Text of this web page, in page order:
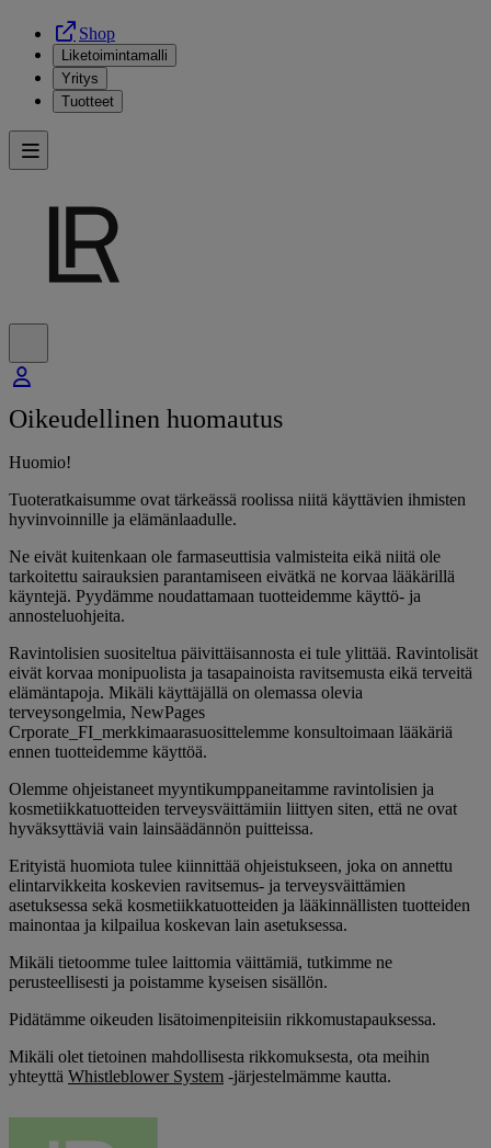
Shop
Liketoimintamalli
Yritys
Tuotteet
Oikeudellinen huomautus
Huomio!
Tuoteratkaisumme ovat tärkeässä roolissa niitä käyttävien ihmisten
hyvinvoinnille ja elämänlaadulle.
Ne eivät kuitenkaan ole farmaseuttisia valmisteita eikä niitä ole
tarkoitettu sairauksien parantamiseen eivätkä ne korvaa lääkärillä
käyntejä. Pyydämme noudattamaan tuotteidemme käyttö- ja
annosteluohjeita.
Ravintolisien suositeltua päivittäisannosta ei tule ylittää. Ravintolisät
eivät korvaa monipuolista ja tasapainoista ravitsemusta eikä terveitä
elämäntapoja. Mikäli käyttäjällä on olemassa olevia
terveysongelmia, NewPages
Crporate_FI_merkkimaarasuosittelemme konsultoimaan lääkäriä
ennen tuotteidemme käyttöä.
Olemme ohjeistaneet myyntikumppaneitamme ravintolisien ja
kosmetiikkatuotteiden terveysväittämiin liittyen siten, että ne ovat
hyväksyttäviä vain lainsäädännön puitteissa.
Erityistä huomiota tulee kiinnittää ohjeistukseen, joka on annettu
elintarvikkeita koskevien ravitsemus- ja terveysväittämien
asetuksessa sekä kosmetiikkatuotteiden ja lääkinnällisten tuotteiden
mainontaa ja kilpailua koskevan lain asetuksessa.
Mikäli tietoomme tulee laittomia väittämiä, tutkimme ne
perusteellisesti ja poistamme kyseisen sisällön.
Pidätämme oikeuden lisätoimenpiteisiin rikkomustapauksessa.
Mikäli olet tietoinen mahdollisesta rikkomuksesta, ota meihin
yhteyttä Whistleblower System -järjestelmämme kautta.